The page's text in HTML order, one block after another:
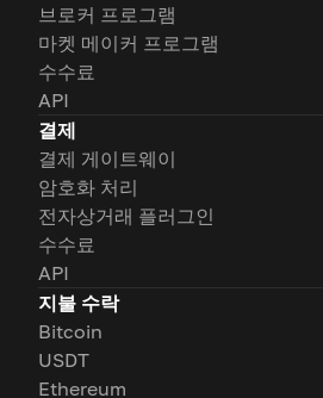
브로커 프로그램
마켓 메이커 프로그램
수수료
API
결제
결제 게이트웨이
암호화 처리
전자상거래 플러그인
수수료
API
지불 수락
Bitcoin
USDT
Ethereum